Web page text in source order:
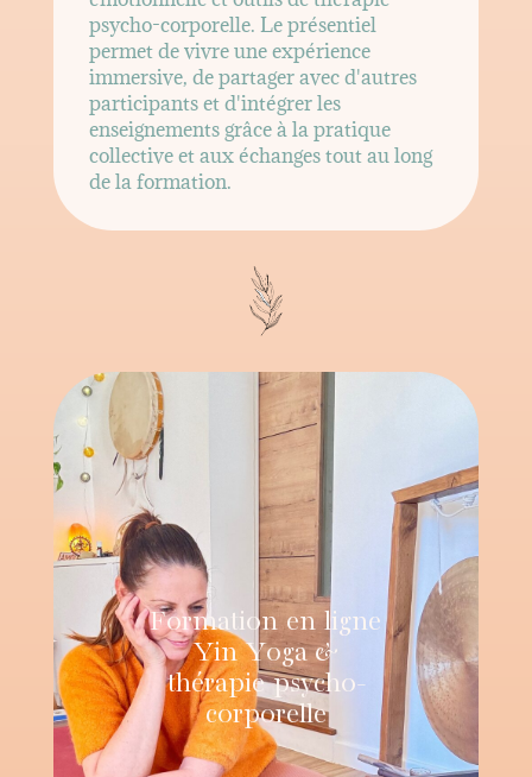
psycho-corporelle. Le présentiel
permet de vivre une expérience
immersive, de partager avec d'autres
participants et d'intégrer les
enseignements grâce à la pratique
collective et aux échanges tout au long
de la formation.
Formation en ligne
Yin Yoga &
thérapie psycho-
corporelle